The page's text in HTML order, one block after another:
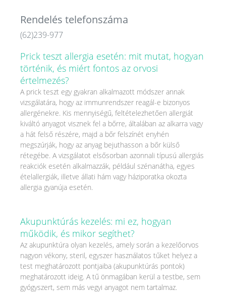
Rendelés telefonszáma
(62)239-977
Prick teszt allergia esetén: mit mutat, hogyan
történik, és miért fontos az orvosi
értelmezés?
A prick teszt egy gyakran alkalmazott módszer annak
vizsgálatára, hogy az immunrendszer reagál-e bizonyos
allergénekre. Kis mennyiségű, feltételezhetően allergiát
kiváltó anyagot visznek fel a bőrre, általában az alkarra vagy
a hát felső részére, majd a bőr felszínét enyhén
megszúrják, hogy az anyag bejuthasson a bőr külső
rétegébe. A vizsgálatot elsősorban azonnali típusú allergiás
reakciók esetén alkalmazzák, például szénanátha, egyes
ételallergiák, illetve állati hám vagy háziporatka okozta
allergia gyanúja esetén.
Akupunktúrás kezelés: mi ez, hogyan
működik, és mikor segíthet?
Az akupunktúra olyan kezelés, amely során a kezelőorvos
nagyon vékony, steril, egyszer használatos tűket helyez a
test meghatározott pontjaiba (akupunktúrás pontok)
meghatározott ideig. A tű önmagában kerül a testbe, sem
gyógyszert, sem más vegyi anyagot nem tartalmaz.